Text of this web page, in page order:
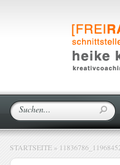
STARTSEITE »